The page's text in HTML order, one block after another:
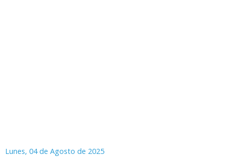
Lunes, 04 de Agosto de 2025